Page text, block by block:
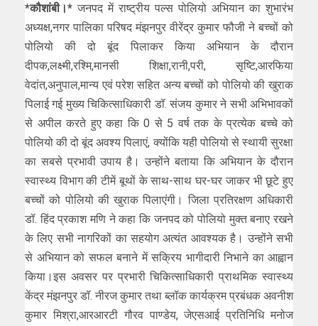
*कौशांबी।* जनपद में राष्ट्रीय पल्स पोलियो अभियान का शुभारंभ
अध्यक्ष,नगर पालिका परिषद मंझनपुर वीरेंद्र कुमार फौजी ने बच्चों को
पोलियो की दो बूंद पिलाकर किया अभियान के दौरान
दीपक,लक्ष्मी,रश्मि,मानसी शिक्षा,रानी,परी, सृष्टि,आरफिया
वेदांत,अनुपाल,मान्य एवं परेश सहित अन्य बच्चों को पोलियो की खुराक
पिलाई गई मुख्य चिकित्साधिकारी डॉ. संजय कुमार ने सभी अभिभावकों
से अपील करते हुए कहा कि 0 से 5 वर्ष तक के प्रत्येक बच्चे को
पोलियो की दो बूंद अवश्य पिलाएं, क्योंकि यही पोलियो से स्थायी सुरक्षा
का सबसे प्रभावी उपाय है। उन्होंने बताया कि अभियान के दौरान
स्वास्थ्य विभाग की टीमें बूथों के साथ-साथ घर-घर जाकर भी छूटे हुए
बच्चों को पोलियो की खुराक पिलाएंगी। जिला प्रतिरक्षण अधिकारी
डॉ. हिंद प्रकाश मणि ने कहा कि जनपद को पोलियो मुक्त बनाए रखने
के लिए सभी नागरिकों का सहयोग अत्यंत आवश्यक है। उन्होंने सभी
से अभियान को सफल बनाने में सक्रिय भागीदारी निभाने का आह्वान
किया।इस अवसर पर प्रभारी चिकित्साधिकारी प्राथमिक स्वास्थ्य
केंद्र मंझनपुर डॉ. नीरज कुमार तथा ब्लॉक कार्यक्रम प्रबंधक अवनीश
कुमार मिश्रा,आरआरटी गौरव पाण्डेय, जेएसआई प्रतिनिधि मनोज